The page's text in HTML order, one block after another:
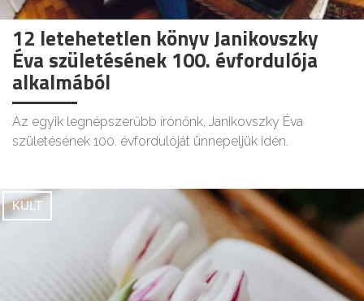
12 letehetetlen könyv Janikovszky
Éva születésének 100. évfordulója
alkalmából
Az egyik legnépszerűbb írónőnk, Janikovszky Éva
születésének 100. évfordulóját ünnepeljük idén.
KULT